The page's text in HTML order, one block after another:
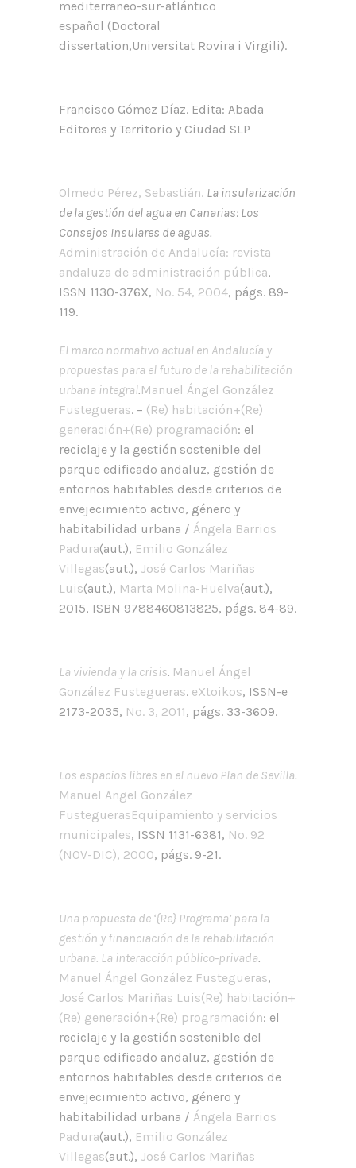
mediterraneo-sur-atlántico
español (Doctoral
dissertation,Universitat Rovira i Virgili).
Francisco Gómez Díaz. Edita: Abada
Editores y Territorio y Ciudad SLP
Olmedo Pérez, Sebastián. La insularización
de la gestión del agua en Canarias: Los
Consejos Insulares de aguas.
Administración de Andalucía: revista
andaluza de administración pública,
ISSN 1130-376X, Nº. 54, 2004, págs. 89-
119.
El marco normativo actual en Andalucía y
propuestas para el futuro de la rehabilitación
urbana integral.Manuel Ángel González
Fustegueras. – (Re) habitación+(Re)
generación+(Re) programación: el
reciclaje y la gestión sostenible del
parque edificado andaluz, gestión de
entornos habitables desde criterios de
envejecimiento activo, género y
habitabilidad urbana / Ángela Barrios
Padura(aut.), Emilio González
Villegas(aut.), José Carlos Mariñas
Luis(aut.), Marta Molina-Huelva(aut.),
2015, ISBN 9788460813825, págs. 84-89.
La vivienda y la crisis. Manuel Ángel
González Fustegueras. eXtoikos, ISSN-e
2173-2035, Nº. 3, 2011, págs. 33-3609.
Los espacios libres en el nuevo Plan de Sevilla.
Manuel Angel González
FusteguerasEquipamiento y servicios
municipales, ISSN 1131-6381, Nº. 92
(NOV-DIC), 2000, págs. 9-21.
Una propuesta de ‘{Re} Programa’ para la
gestión y financiación de la rehabilitación
urbana. La interacción público-privada.
Manuel Ángel González Fustegueras,
José Carlos Mariñas Luis(Re) habitación+
(Re) generación+(Re) programación: el
reciclaje y la gestión sostenible del
parque edificado andaluz, gestión de
entornos habitables desde criterios de
envejecimiento activo, género y
habitabilidad urbana / Ángela Barrios
Padura(aut.), Emilio González
Villegas(aut.), José Carlos Mariñas